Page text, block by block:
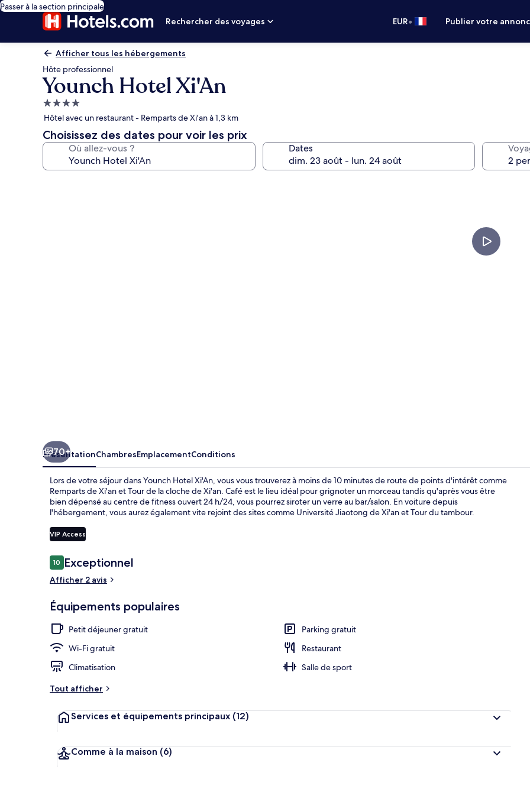
Passer à la section principale
Rechercher des voyages
EUR• Publier votre
Afficher tous les hébergements
Hôte professionnel
Younch Hotel Xi'An
Hébergement
4.0 étoiles
Hôtel avec un restaurant - Remparts de Xi'an à 1,3 km
Choisissez des dates pour voir les prix
Où allez-vous ? Dates
70+
PrésentationChambresEmplacementConditions
Lors de votre séjour dans Younch Hotel Xi'An, vous vous trouverez à moins de 10 minutes de route de points d'intérêt comme
Remparts de Xi'an et Tour de la cloche de Xi'an. Café est le lieu idéal pour grignoter un morceau tandis qu'après vous être
bien dépensé au centre de fitness ouvert 24 h/24, vous pourrez siroter un verre au bar/salon. En voiture depuis
l'hébergement, vous aurez également vite rejoint des sites comme Université Jiaotong de Xi'an et Tour du tambour.
VIP Access
Avis
voyageurs
1010 sur 10
Exceptionnel
Afficher 2 avis
Équipements populaires
Petit déjeuner gratuit
Parking gratuit
Wi-Fi gratuit
Restaurant
Climatisation
Salle de sport
Tout afficher
Services et équipements principaux (12)
Comme à la maison (6)